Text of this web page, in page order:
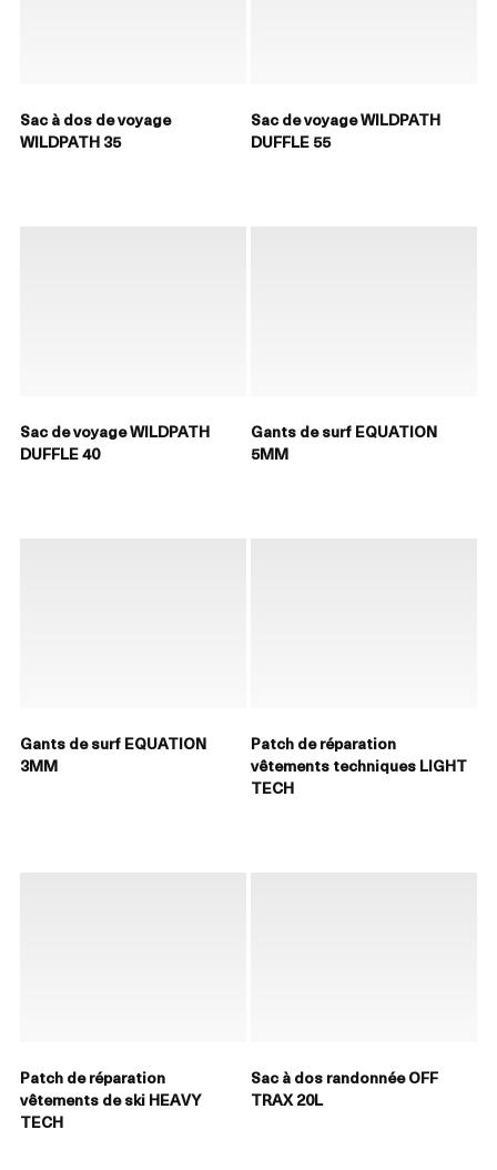
Sac à dos de voyage
WILDPATH 35
Sac de voyage WILDPATH
DUFFLE 55
Sac de voyage WILDPATH
DUFFLE 40
Gants de surf EQUATION
5MM
Gants de surf EQUATION
3MM
Patch de réparation
vêtements techniques LIGHT
TECH
Patch de réparation
vêtements de ski HEAVY
TECH
Sac à dos randonnée OFF
TRAX 20L